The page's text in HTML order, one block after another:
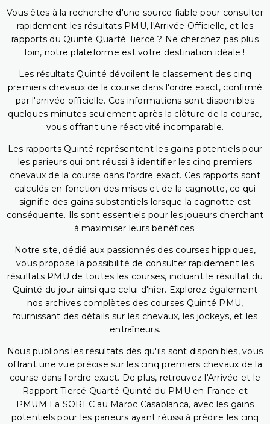
Vous êtes à la recherche d'une source fiable pour consulter
rapidement les résultats PMU, l'Arrivée Officielle, et les
rapports du Quinté Quarté Tiercé ? Ne cherchez pas plus
loin, notre plateforme est votre destination idéale !
Les résultats Quinté dévoilent le classement des cinq
premiers chevaux de la course dans l'ordre exact, confirmé
par l'arrivée officielle. Ces informations sont disponibles
quelques minutes seulement après la clôture de la course,
vous offrant une réactivité incomparable.
Les rapports Quinté représentent les gains potentiels pour
les parieurs qui ont réussi à identifier les cinq premiers
chevaux de la course dans l'ordre exact. Ces rapports sont
calculés en fonction des mises et de la cagnotte, ce qui
signifie des gains substantiels lorsque la cagnotte est
conséquente. Ils sont essentiels pour les joueurs cherchant
à maximiser leurs bénéfices.
Notre site, dédié aux passionnés des courses hippiques,
vous propose la possibilité de consulter rapidement les
résultats PMU de toutes les courses, incluant le résultat du
Quinté du jour ainsi que celui d'hier. Explorez également
nos archives complètes des courses Quinté PMU,
fournissant des détails sur les chevaux, les jockeys, et les
entraîneurs.
Nous publions les résultats dès qu'ils sont disponibles, vous
offrant une vue précise sur les cinq premiers chevaux de la
course dans l'ordre exact. De plus, retrouvez l'Arrivée et le
Rapport Tiercé Quarté Quinté du PMU en France et
PMUM La SOREC au Maroc Casablanca, avec les gains
potentiels pour les parieurs ayant réussi à prédire les cinq